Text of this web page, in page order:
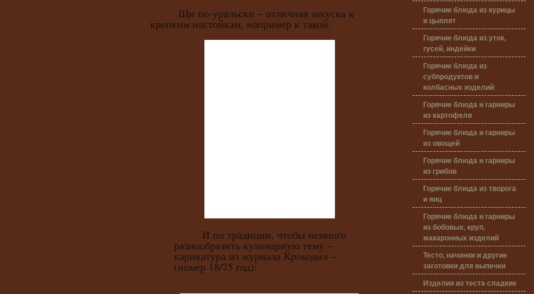
Щи по-уральски – отличная закуска к
крепким настойкам, например к такой:
И по традиции, чтобы немного
разнообразить кулинарную тему –
карикатура из журнала Крокодил –
(номер 18/75 год):
Горячие блюда из курицы
и цыплят
Горячие блюда из уток,
гусей, индейки
Горячие блюда из
субпродуктов и
колбасных изделий
Горячие блюда и гарниры
из картофеля
Горячие блюда и гарниры
из овощей
Горячие блюда и гарниры
из грибов
Горячие блюда из творога
и яиц
Горячие блюда и гарниры
из бобовых, круп,
макаронных изделий
Тесто, начинки и другие
заготовки для выпечки
Изделия из теста сладкие